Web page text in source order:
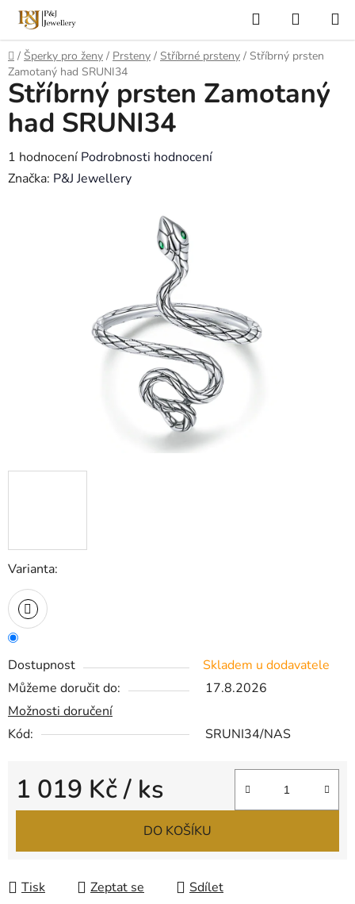
Přejít
obsah
Hledat
KOŠÍK
Domů
/ Šperky pro ženy / Prsteny / Stříbrné prsteny / Stříbrný prsten
Zamotaný had SRUNI34
Varianta:
Dostupnost
Skladem u dodavatele
Můžeme doručit do:
17.8.2026
Možnosti doručení
Kód:
SRUNI34/NAS
1 019 Kč/ ks
Měrná cena:
DO KOŠÍKU
Tisk Zeptat se Sdílet
Stříbrný prsten Zamotaný
had SRUNI34
Průměrné
hodnocení
1 hodnocení Podrobnosti hodnocení
Značka: P&J Jewellery